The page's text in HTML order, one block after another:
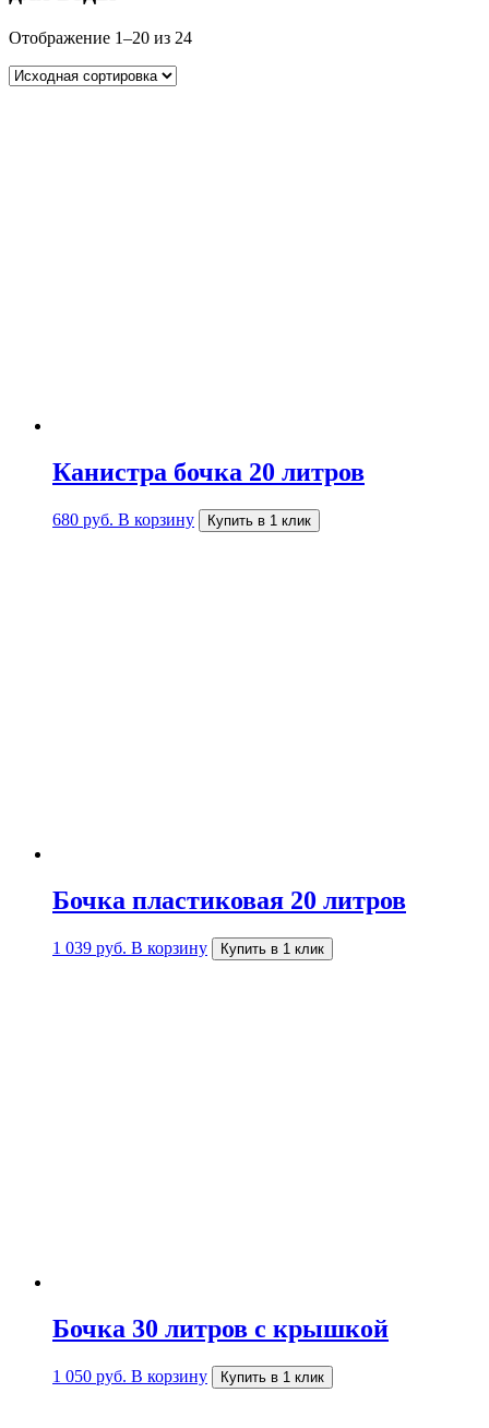
Отображение 1–20 из 24
Канистра бочка 20 литров
680 руб. В корзину Купить в 1 клик
Бочка пластиковая 20 литров
1 039 руб. В корзину Купить в 1 клик
Бочка 30 литров с крышкой
1 050 руб. В корзину Купить в 1 клик